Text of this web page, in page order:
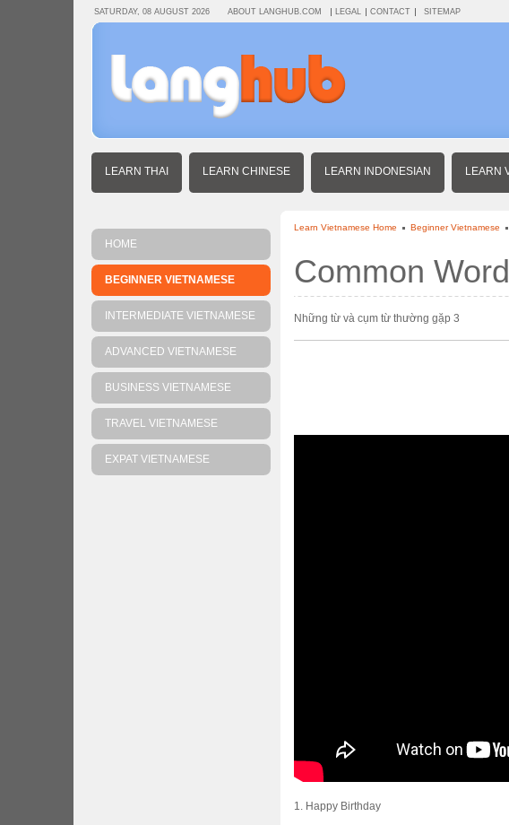
SATURDAY, 08 AUGUST 2026 ABOUT LANGHUB.COM LEGAL CONTACT SITEMAP
LEARN THAI LEARN CHINESE LEARN INDONESIAN LEARN
Learn Vietnamese Home Beginner Vietnamese
Common
Những từ và cụm từ thường gặp 3
1. Happy Birthday
HOME
BEGINNER VIETNAMESE
INTERMEDIATE VIETNAMESE
ADVANCED VIETNAMESE
BUSINESS VIETNAMESE
TRAVEL VIETNAMESE
EXPAT VIETNAMESE